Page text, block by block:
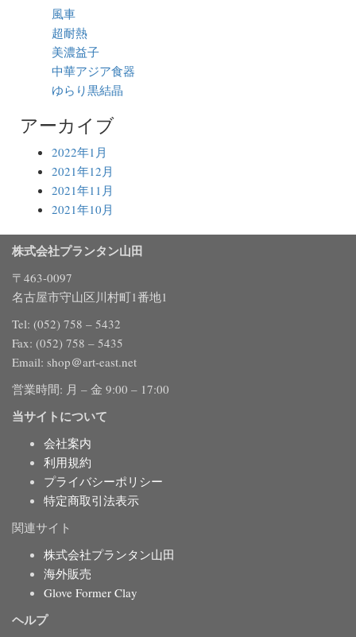
風車
超耐熱
美濃益子
中華アジア食器
ゆらり黒結晶
アーカイブ
2022年1月
2021年12月
2021年11月
2021年10月
株式会社プランタン山田
〒463-0097
名古屋市守山区川村町1番地1
Tel: (052) 758 – 5432
Fax: (052) 758 – 5435
Email: shop＠art-east.net
営業時間: 月 – 金 9:00 – 17:00
当サイトについて
会社案内
利用規約
プライバシーポリシー
特定商取引法表示
関連サイト
株式会社プランタン山田
海外販売
Glove Former Clay
ヘルプ